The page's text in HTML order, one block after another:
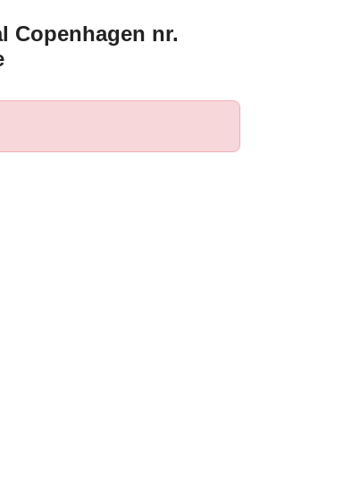
Copenhagen nr.